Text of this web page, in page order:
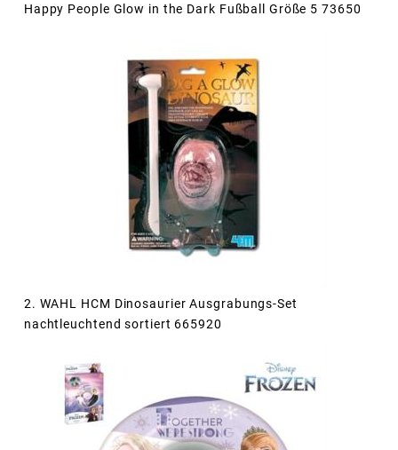
Happy People Glow in the Dark Fußball Größe 5 73650
2. WAHL HCM Dinosaurier Ausgrabungs-Set
nachtleuchtend sortiert 665920